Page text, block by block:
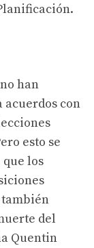
han
con
esto se
que los
del
Quentin